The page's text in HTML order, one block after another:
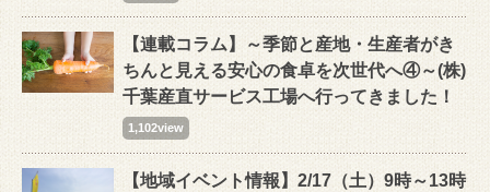
【連載コラム】～季節と産地・生産者がき
ちんと見える安心の食卓を次世代へ④～(株)
千葉産直サービス工場へ行ってきました！
1,102view
【地域イベント情報】2/17（土）9時～13時